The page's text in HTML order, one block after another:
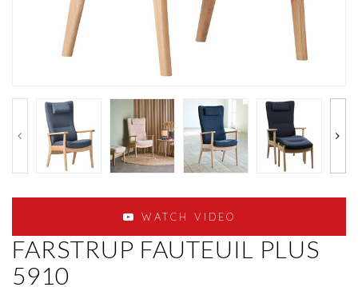
WATCH VIDEO
FARSTRUP FAUTEUIL PLUS
5910